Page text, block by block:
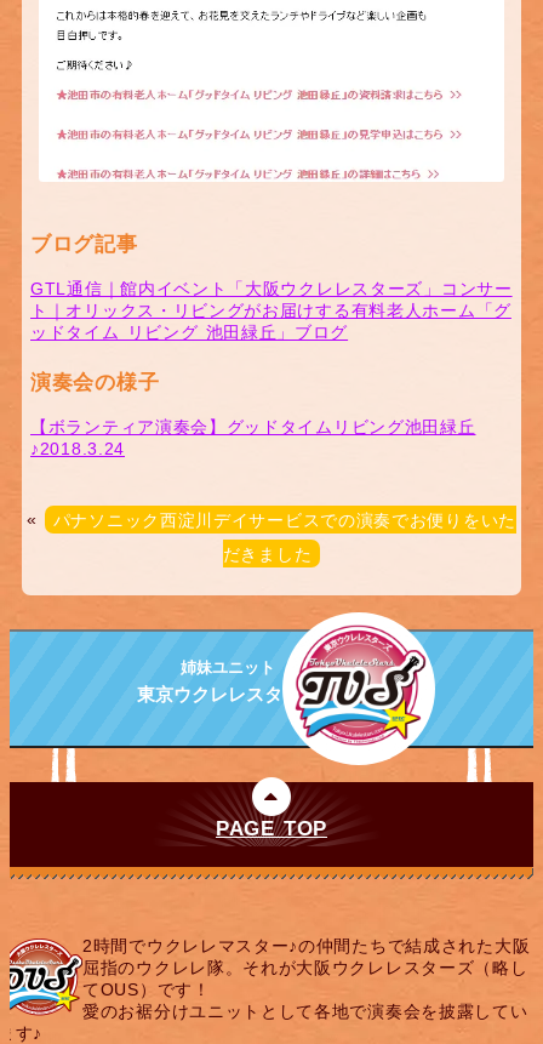
ブログ記事
GTL通信｜館内イベント「大阪ウクレレスターズ」コンサー
ト｜オリックス・リビングがお届けする有料老人ホーム「グ
ッドタイム リビング 池田緑丘」ブログ
演奏会の様子
【ボランティア演奏会】グッドタイムリビング池田緑丘
♪2018.3.24
«
パナソニック西淀川デイサービスでの演奏でお便りをいた
だきました
姉妹ユニット
東京ウクレレスターズ
PAGE TOP
2時間でウクレレマスター♪の仲間たちで結成された大阪
屈指のウクレレ隊。それが大阪ウクレレスターズ（略し
てOUS）です！
愛のお裾分けユニットとして各地で演奏会を披露してい
す♪